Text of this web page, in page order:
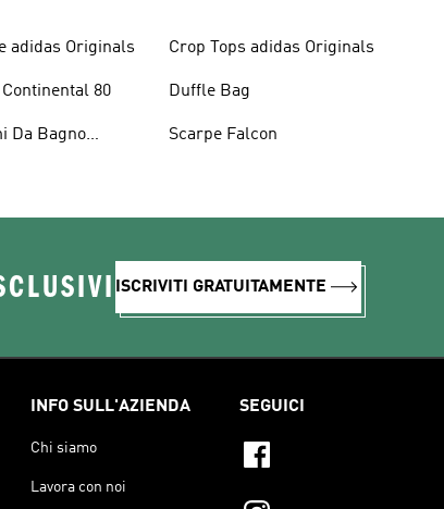
adidas Originals
80
Da Bagno
Crop Tops adidas Originals
Duffle Bag
Scarpe Falcon
ISCRIVITI GRATUITAMENTE
INFO SULL'AZIENDA
Chi siamo
Lavora con noi
SEGUICI